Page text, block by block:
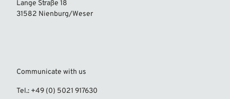
Lange Straße 18
31582 Nienburg/Weser
Communicate with us
Tel.: +49 (0) 5021 917630